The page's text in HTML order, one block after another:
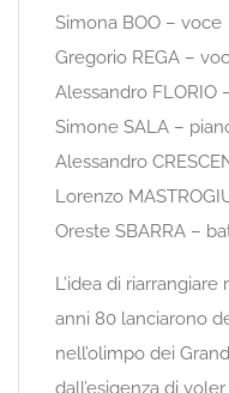
Simona BOO – voce
Gregorio REGA –
Alessandro FLORIO
Simone SALA –
Alessandro
Lorenzo
Oreste SBARRA –
L’idea di
anni 80 lanciarono
nell’olimpo dei
dall’esigenza di